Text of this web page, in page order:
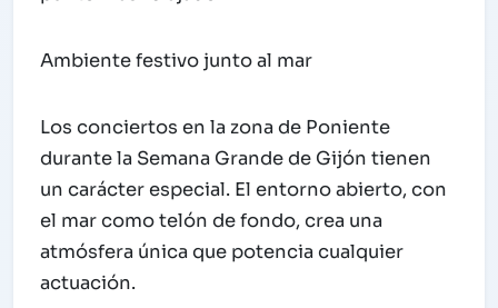
Ambiente festivo junto al mar
Los conciertos en la zona de Poniente
durante la Semana Grande de Gijón tienen
un carácter especial. El entorno abierto, con
el mar como telón de fondo, crea una
atmósfera única que potencia cualquier
actuación.